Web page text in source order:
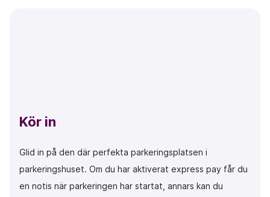
Kör in
Glid in på den där perfekta parkeringsplatsen i
parkeringshuset. Om du har aktiverat express pay får du
en notis när parkeringen har startat, annars kan du